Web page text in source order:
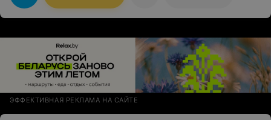
конечно отдельное спасибо за настойки
ЭФФЕКТИВНАЯ РЕКЛАМА НА САЙТЕ